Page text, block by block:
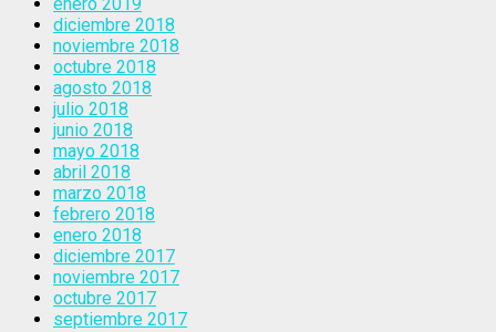
diciembre 2018
noviembre 2018
octubre 2018
agosto 2018
julio 2018
junio 2018
mayo 2018
abril 2018
marzo 2018
febrero 2018
enero 2018
diciembre 2017
noviembre 2017
octubre 2017
septiembre 2017